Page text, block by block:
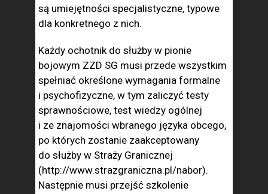
są umiejętności specjalistyczne, typowe
dla konkretnego z nich.
Każdy ochotnik do służby w pionie
bojowym ZZD SG musi przede wszystkim
spełniać określone wymagania formalne
i psychofizyczne, w tym zaliczyć testy
sprawnościowe, test wiedzy ogólnej
i ze znajomości wbranego języka obcego,
po których zostanie zaakceptowany
do służby w Straży Granicznej
(http://www.strazgraniczna.pl/nabor).
Następnie musi przejść szkolenie